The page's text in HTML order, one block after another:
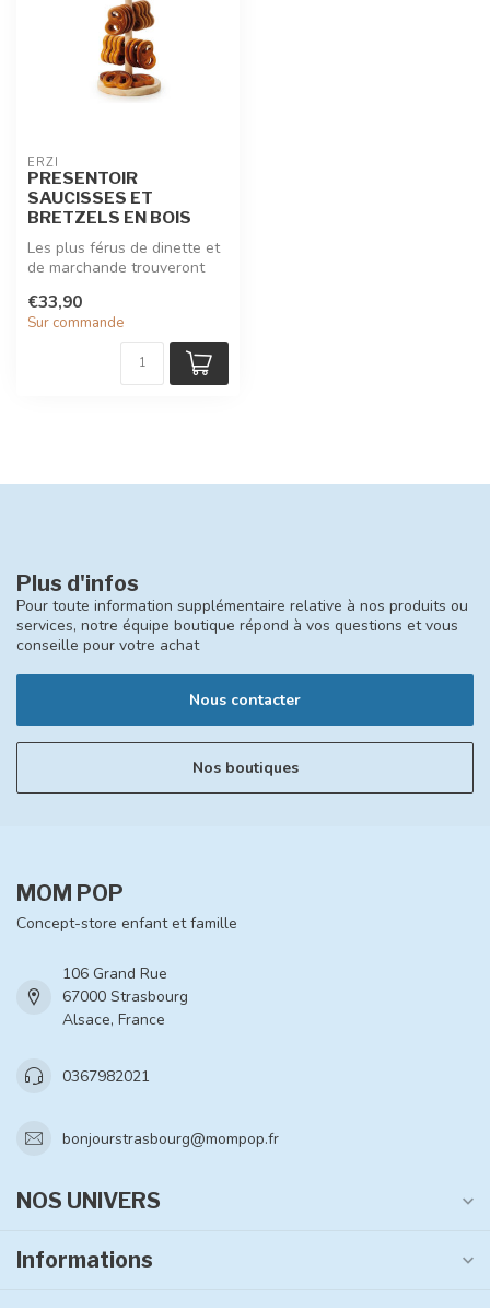
ERZI
PRESENTOIR
SAUCISSES ET
BRETZELS EN BOIS
Les plus férus de dinette et
de marchande trouveront
€33,90
Sur commande
Plus d'infos
Pour toute information supplémentaire relative à nos produits ou
services, notre équipe boutique répond à vos questions et vous
conseille pour votre achat
Nous contacter
Nos boutiques
MOM POP
Concept-store enfant et famille
106 Grand Rue
67000 Strasbourg
Alsace, France
0367982021
bonjourstrasbourg@mompop.fr
NOS UNIVERS
Informations